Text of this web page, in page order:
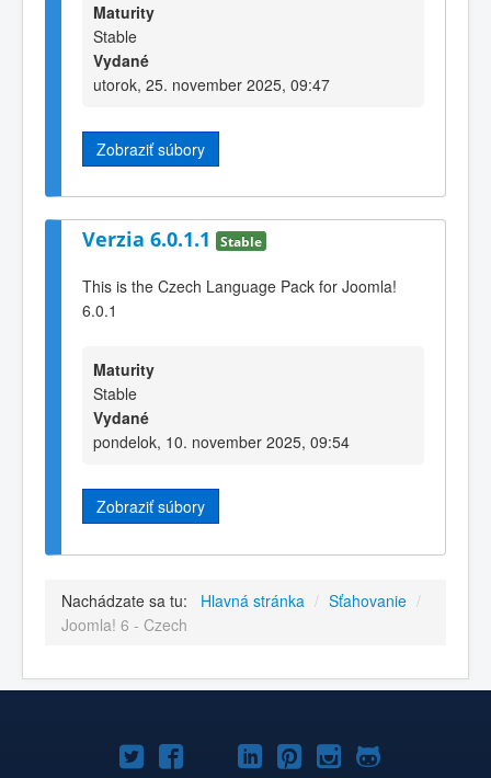
Maturity
Stable
Vydané
utorok, 25. november 2025, 09:47
Zobraziť súbory
Verzia 6.0.1.1 Stable
This is the Czech Language Pack for Joomla!
6.0.1
Maturity
Stable
Vydané
pondelok, 10. november 2025, 09:54
Zobraziť súbory
Nachádzate sa tu: Hlavná stránka / Sťahovanie /
Joomla! 6 - Czech
Joomla!Joomla!Joomla!
Joomla!Joomla!
Joomla!Joomla!